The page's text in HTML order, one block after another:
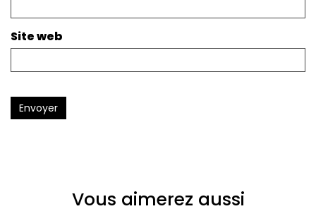
Site web
Envoyer
Vous aimerez aussi